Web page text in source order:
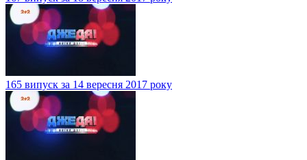
165 випуск за 14 вересня 2017 року